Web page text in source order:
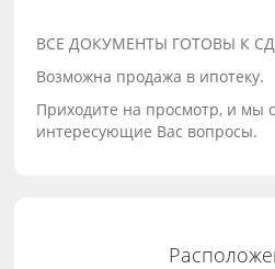
ВСЕ ДОКУМЕНТЫ ГОТОВЫ К
Возможна продажа в ипотеку.
Приходите на просмотр, и мы
интересующие Вас вопросы.